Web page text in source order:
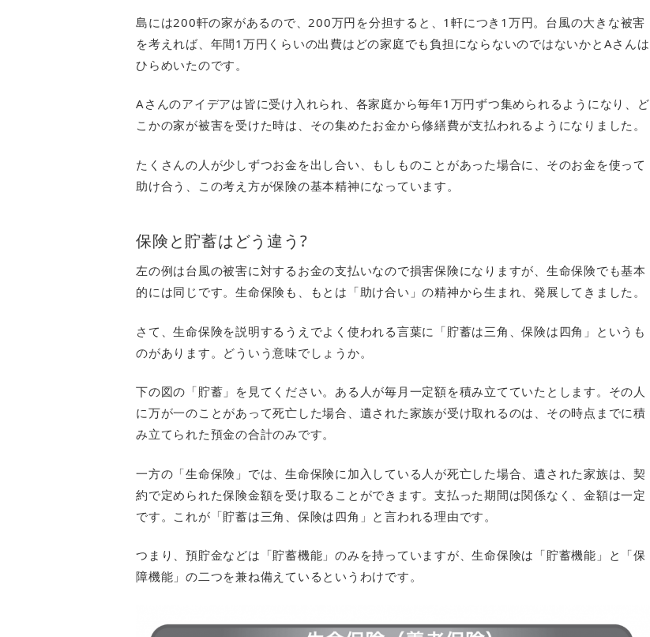
島には200軒の家があるので、200万円を分担すると、1軒につき1万円。台風の大きな被害
を考えれば、年間1万円くらいの出費はどの家庭でも負担にならないのではないかとAさんは
ひらめいたのです。
Aさんのアイデアは皆に受け入れられ、各家庭から毎年1万円ずつ集められるようになり、ど
こかの家が被害を受けた時は、その集めたお金から修繕費が支払われるようになりました。
たくさんの人が少しずつお金を出し合い、もしものことがあった場合に、そのお金を使って
助け合う、この考え方が保険の基本精神になっています。
保険と貯蓄はどう違う?
左の例は台風の被害に対するお金の支払いなので損害保険になりますが、生命保険でも基本
的には同じです。生命保険も、もとは「助け合い」の精神から生まれ、発展してきました。
さて、生命保険を説明するうえでよく使われる言葉に「貯蓄は三角、保険は四角」というも
のがあります。どういう意味でしょうか。
下の図の「貯蓄」を見てください。ある人が毎月一定額を積み立てていたとします。その人
に万が一のことがあって死亡した場合、遺された家族が受け取れるのは、その時点までに積
み立てられた預金の合計のみです。
一方の「生命保険」では、生命保険に加入している人が死亡した場合、遺された家族は、契
約で定められた保険金額を受け取ることができます。支払った期間は関係なく、金額は一定
です。これが「貯蓄は三角、保険は四角」と言われる理由です。
つまり、預貯金などは「貯蓄機能」のみを持っていますが、生命保険は「貯蓄機能」と「保
障機能」の二つを兼ね備えているというわけです。